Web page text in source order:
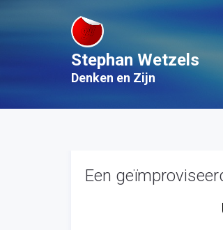
Stephan Wetzels
Denken en Zijn
Een